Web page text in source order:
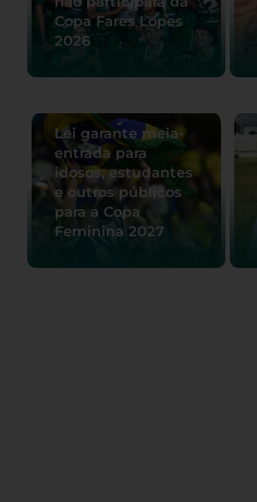
Copa Fares Lopes
2026
Lei garante meia-
entrada para
idosos, estudantes
e outros públicos
para a Copa
Feminina 2027